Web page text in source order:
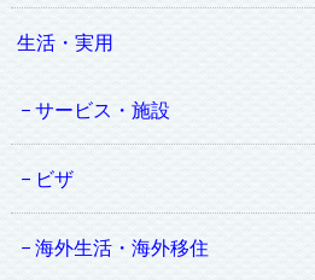
生活・実用
サービス・施設
ビザ
海外生活・海外移住